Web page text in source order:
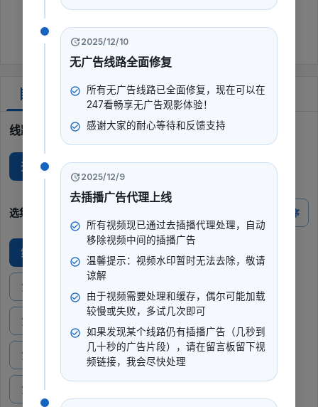
线路选择
无广Y 蓝光T 蓝光F
选集 倒序
第1期 : 梨园世家聊文化传承，戏曲绝活惊艳四座
第2期 : 一场车祸改变两个人性格，妻子现场向丈夫致歉
第3期 : 李少青母亲的花式催婚，竟是数千网友跟着一起催婚
第4期 : 王惠杨鹤通细数德云鼓曲社爆火现状，郭德纲惊喜助阵
第5期 : 奇葩丈夫爱折腾，好高骛远屡战屡败太不靠谱
2025/12/10
无广告线路全面修复
所有无广告线路已全面修复，现在可以在
247看畅享无广告观影体验！
感谢大家的耐心等待和反馈支持
2025/12/9
去插播广告代理上线
所有视频现已通过去插播代理处理，自动
移除视频中间的插播广告
温馨提示：视频水印暂时无法去除，敬请
谅解
由于视频需要处理和缓存，偶尔可能加载
较慢或失败，多试几次即可
如果发现某个线路仍有插播广告（几秒到
几十秒的广告片段），请在留言板留下视
频链接，我会尽快处理